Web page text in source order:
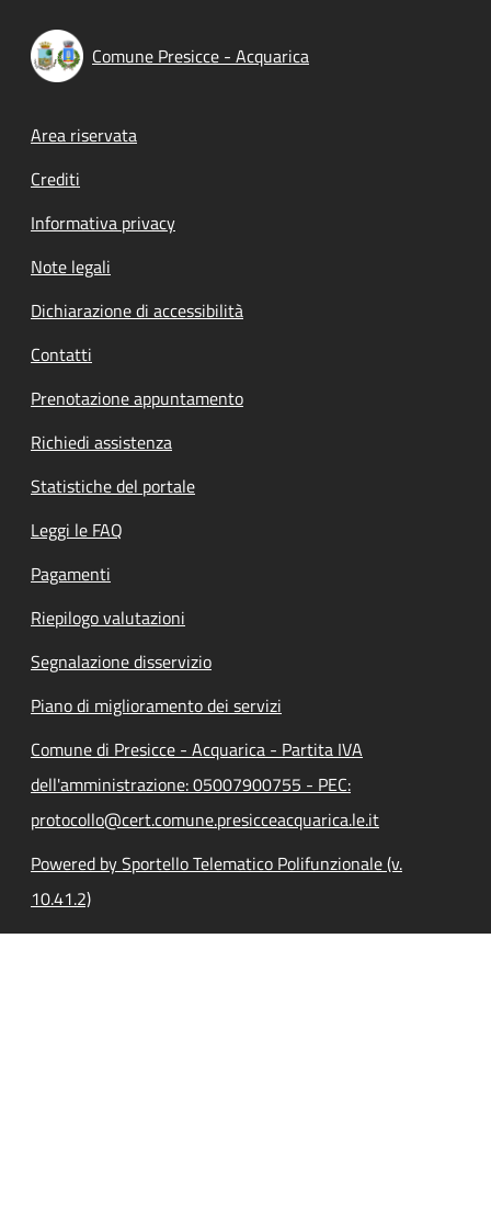
Comune Presicce - Acquarica
Footer menu
Area riservata
Crediti
Informativa privacy
Note legali
Dichiarazione di accessibilità
Contatti
Prenotazione appuntamento
Richiedi assistenza
Statistiche del portale
Leggi le FAQ
Pagamenti
Riepilogo valutazioni
Segnalazione disservizio
Piano di miglioramento dei servizi
Comune di Presicce - Acquarica - Partita IVA
dell'amministrazione: 05007900755 - PEC:
protocollo@cert.comune.presicceacquarica.le.it
Powered by Sportello Telematico Polifunzionale (v.
10.41.2)